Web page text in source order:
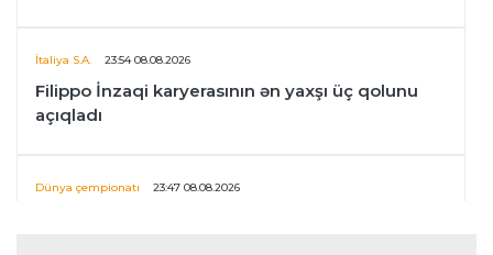
İtaliya S.A. 23:54 08.08.2026
Filippo İnzaqi karyerasının ən yaxşı üç qolunu
açıqladı
Dünya çempionatı 23:47 08.08.2026